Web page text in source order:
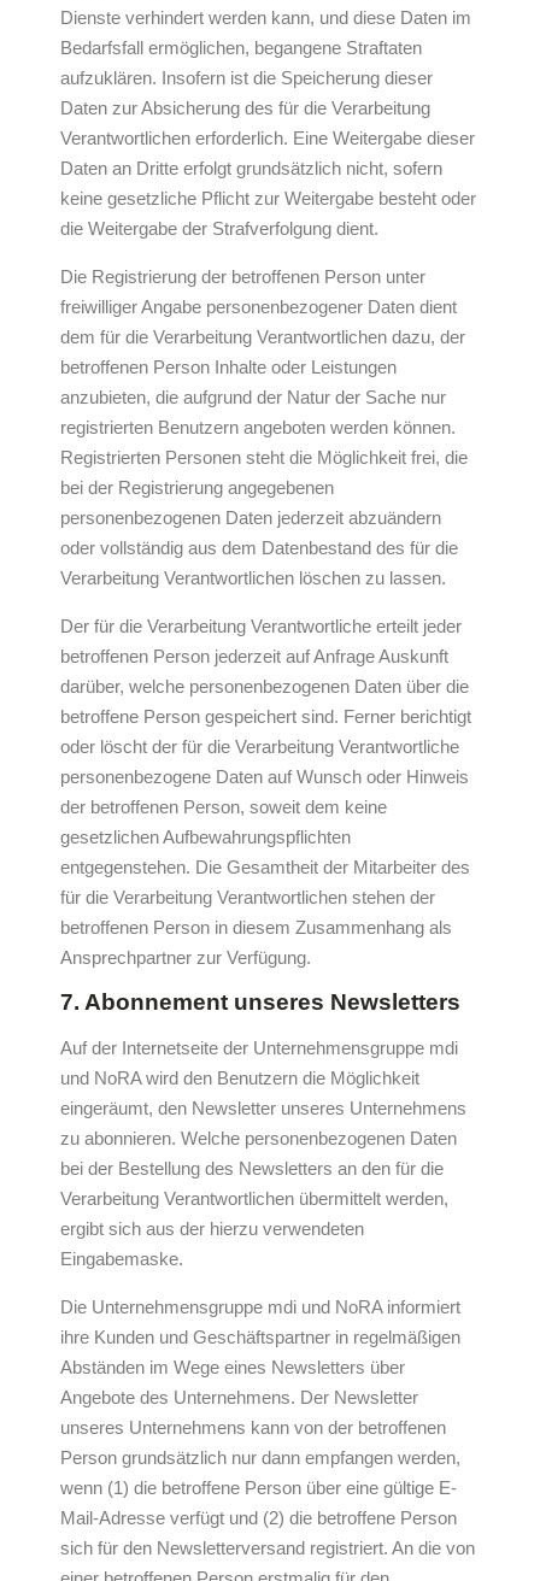
Dienste verhindert werden kann, und diese Daten im
Bedarfsfall ermöglichen, begangene Straftaten
aufzuklären. Insofern ist die Speicherung dieser
Daten zur Absicherung des für die Verarbeitung
Verantwortlichen erforderlich. Eine Weitergabe dieser
Daten an Dritte erfolgt grundsätzlich nicht, sofern
keine gesetzliche Pflicht zur Weitergabe besteht oder
die Weitergabe der Strafverfolgung dient.
Die Registrierung der betroffenen Person unter
freiwilliger Angabe personenbezogener Daten dient
dem für die Verarbeitung Verantwortlichen dazu, der
betroffenen Person Inhalte oder Leistungen
anzubieten, die aufgrund der Natur der Sache nur
registrierten Benutzern angeboten werden können.
Registrierten Personen steht die Möglichkeit frei, die
bei der Registrierung angegebenen
personenbezogenen Daten jederzeit abzuändern
oder vollständig aus dem Datenbestand des für die
Verarbeitung Verantwortlichen löschen zu lassen.
Der für die Verarbeitung Verantwortliche erteilt jeder
betroffenen Person jederzeit auf Anfrage Auskunft
darüber, welche personenbezogenen Daten über die
betroffene Person gespeichert sind. Ferner berichtigt
oder löscht der für die Verarbeitung Verantwortliche
personenbezogene Daten auf Wunsch oder Hinweis
der betroffenen Person, soweit dem keine
gesetzlichen Aufbewahrungspflichten
entgegenstehen. Die Gesamtheit der Mitarbeiter des
für die Verarbeitung Verantwortlichen stehen der
betroffenen Person in diesem Zusammenhang als
Ansprechpartner zur Verfügung.
7. Abonnement unseres Newsletters
Auf der Internetseite der Unternehmensgruppe mdi
und NoRA wird den Benutzern die Möglichkeit
eingeräumt, den Newsletter unseres Unternehmens
zu abonnieren. Welche personenbezogenen Daten
bei der Bestellung des Newsletters an den für die
Verarbeitung Verantwortlichen übermittelt werden,
ergibt sich aus der hierzu verwendeten
Eingabemaske.
Die Unternehmensgruppe mdi und NoRA informiert
ihre Kunden und Geschäftspartner in regelmäßigen
Abständen im Wege eines Newsletters über
Angebote des Unternehmens. Der Newsletter
unseres Unternehmens kann von der betroffenen
Person grundsätzlich nur dann empfangen werden,
wenn (1) die betroffene Person über eine gültige E-
Mail-Adresse verfügt und (2) die betroffene Person
sich für den Newsletterversand registriert. An die von